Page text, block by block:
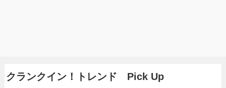
クランクイン！トレンド Pick Up